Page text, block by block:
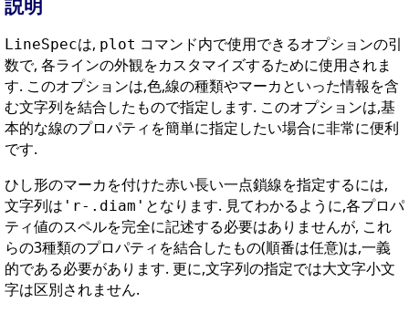
説明
LineSpecは, plot コマンド内で使用できるオプションの引
数で, 各ラインの外観をカスタマイズするために使用されま
す. このオプションは,色,線の種類やマーカといった情報を含
む文字列を結合したもので指定します. このオプションは,基
本的な線のプロパティを簡単に指定したい場合に非常に便利
です.
ひし形のマーカを付けた赤い長い一点鎖線を指定するには,
文字列は 'r-.diam' となります. 見てわかるように,各プロパ
ティ値のスペルを完全に記述する必要はありませんが, これ
らの3種類のプロパティを結合したもの(順番は任意)は,一義
的である必要があります. 更に,文字列の指定では大文字小文
字は区別されません.